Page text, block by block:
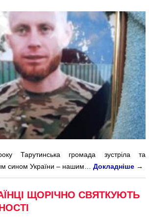
Тарутинська громада зустріла та
сином України – нашим…Докладніше →
ЩОРІЧНО СВЯТКУЮТЬ